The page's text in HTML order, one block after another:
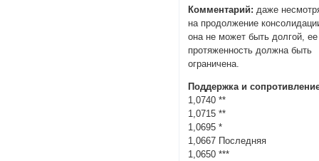
Комментарий: даже
на продолжение
она не может быть долгой, ее
протяженность должна быть
ограничена.
Поддержка и
1,0740 **
1,0715 **
1,0695 *
1,0667 Последняя
1,0650 ***